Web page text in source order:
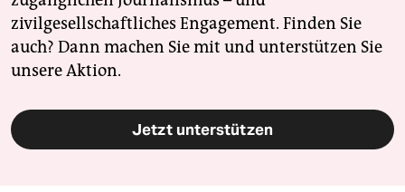
zivilgesellschaftliches Engagement. Finden Sie
auch? Dann machen Sie mit und unterstützen Sie
unsere Aktion.
Jetzt unterstützen